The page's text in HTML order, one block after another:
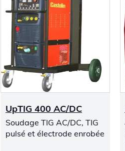
UpTIG 400 AC/DC
Soudage TIG AC/DC, TIG
pulsé et électrode enrobée